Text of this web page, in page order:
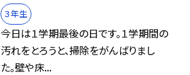
３年生
今日は１学期最後の日です。１学期間の
汚れをとろうと、掃除をがんばりまし
た。壁や床...